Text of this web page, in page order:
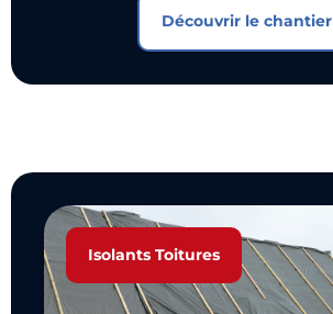
Découvrir le chantier
Isolants Toitures